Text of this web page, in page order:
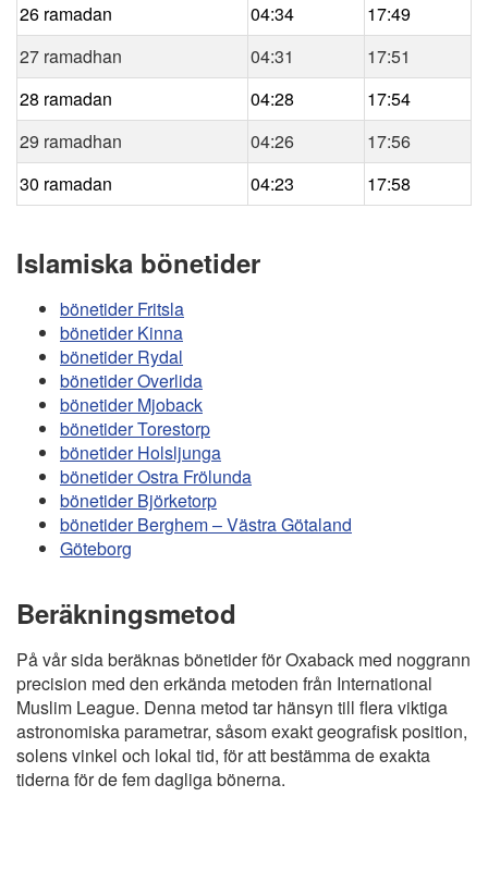
26 ramadan
04:34
17:49
27 ramadhan
04:31
17:51
28 ramadan
04:28
17:54
29 ramadhan
04:26
17:56
30 ramadan
04:23 17:58
Islamiska bönetider
bönetider Fritsla
bönetider Kinna
bönetider Rydal
bönetider Overlida
bönetider Mjoback
bönetider Torestorp
bönetider Holsljunga
bönetider Ostra Frölunda
bönetider Björketorp
bönetider Berghem – Västra Götaland
Göteborg
Beräkningsmetod
På vår sida beräknas bönetider för Oxaback med noggrann
precision med den erkända metoden från International
Muslim League. Denna metod tar hänsyn till flera viktiga
astronomiska parametrar, såsom exakt geografisk position,
solens vinkel och lokal tid, för att bestämma de exakta
tiderna för de fem dagliga bönerna.